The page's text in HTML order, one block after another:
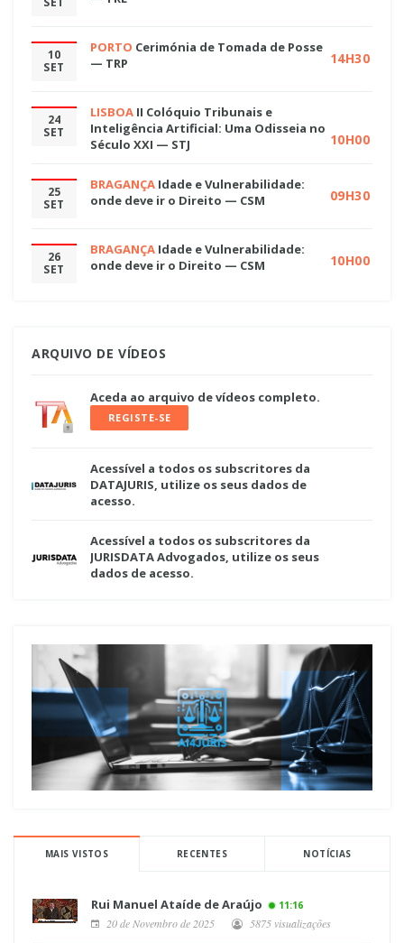
10
SET
PORTO Cerimónia de Tomada de Posse
— TRP
14H30
24
SET
LISBOA II Colóquio Tribunais e
Inteligência Artificial: Uma Odisseia no
Século XXI — STJ
10H00
25
SET
BRAGANÇA Idade e Vulnerabilidade:
onde deve ir o Direito — CSM
09H30
26
SET
BRAGANÇA Idade e Vulnerabilidade:
onde deve ir o Direito — CSM
10H00
ARQUIVO DE VÍDEOS
Aceda ao arquivo de vídeos completo.
REGISTE-SE
Acessível a todos os subscritores da
DATAJURIS, utilize os seus dados de
acesso.
Acessível a todos os subscritores da
JURISDATA Advogados, utilize os seus
dados de acesso.
MAIS VISTOS RECENTES NOTÍCIAS
Rui Manuel Ataíde de Araújo 11:16
20 de Novembro de 2025 5875 visualizações